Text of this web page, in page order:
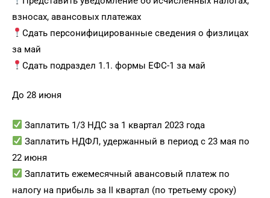
взносах, авансовых платежах
Сдать персонифицированные сведения о физлицах
за май
Сдать подраздел 1.1. формы ЕФС-1 за май
До 28 июня
Заплатить 1/3 НДС за 1 квартал 2023 года
Заплатить НДФЛ, удержанный в период с 23 мая по
22 июня
Заплатить ежемесячный авансовый платеж по
налогу на прибыль за II квартал (по третьему сроку)